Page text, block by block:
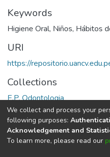
Keywords
Higiene Oral, Niños, Hábitos
URI
https://
Collections
E.P. Odontologia
Full item page
DSpace software
We collect and process your
following purposes:
Acknowledgement and
To learn more, please read our